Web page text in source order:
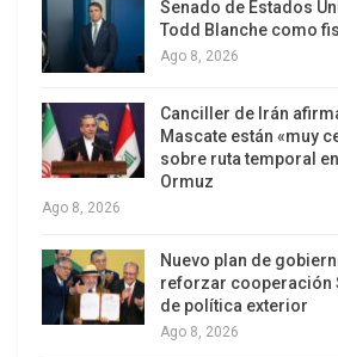
siguiente.
Senado de Estados
Todd Blanche como
Ago 8, 2026
Canciller de Irán
Mascate están «muy
sobre ruta temporal
Ormuz
Ago 8, 2026
Nuevo plan de
reforzar cooperación
de política exterior
Ago 8, 2026